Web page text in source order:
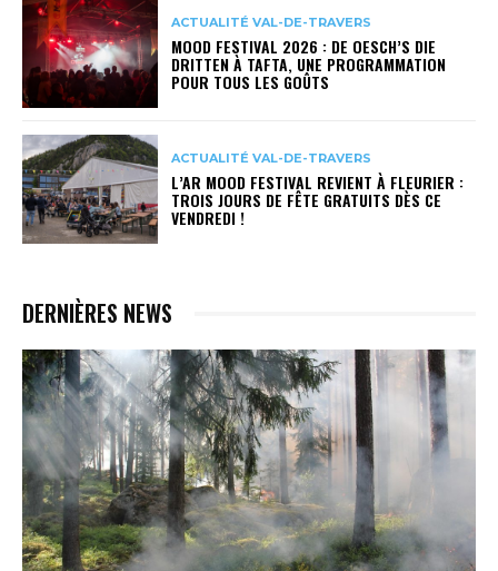
ACTUALITÉ VAL-DE-TRAVERS
MOOD FESTIVAL 2026 : DE OESCH’S DIE
DRITTEN À TAFTA, UNE PROGRAMMATION
POUR TOUS LES GOÛTS
ACTUALITÉ VAL-DE-TRAVERS
L’AR MOOD FESTIVAL REVIENT À FLEURIER :
TROIS JOURS DE FÊTE GRATUITS DÈS CE
VENDREDI !
DERNIÈRES NEWS